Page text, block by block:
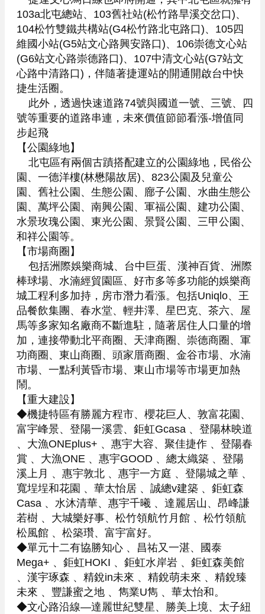
103a北屯總站、103舊社站(松竹路旱溪交岔口)、
104松竹雙鐵共構站(G4松竹路北屯路口)、105四
維國小站(G5站文心路興安路口)、106崇德文心站
(G6站文心路崇德路口)、107中清文心站(G7站文
心路中清路口)，伴隨著捷運站的開通開啟台中快
捷生活圈。
此外，透過快速道路74號與國道一號、三號、四
號等重要的道路串連，未來價值節節看漲-增值同
步起飛
【公園綠地】
北屯區有兩個古蹟搭配建立的公園綠地，民俗公
園、一德洋樓(林懋陽故居)、823公園及兒童公
園、舊社公園、生態公園、廍子公園、水曲生態公
園、萬坪公園、南興公園、軍福公園、建功公園、
水景玫瑰公園、東光公園、景賢公園、三甲公園、
和祥公園等。
【市場商圈】
包括洲際娛樂商城、台中巨蛋、漢神百貨、洲際
棒球場、水湳經貿園區、好市多等多功能的娛樂商
城工程利多加持，房市潛力看漲。包括Uniqlo、王
品餐飲集團、春水堂、輕井澤、星巴克、茶六、屋
馬等多家知名廠商不斷進駐，隨著居住人口量的增
加，連接帶動北平商圈、天津商圈、崇德商圈、軍
功商圈、東山商圈、頭家厝商圈、金谷市場、水湳
市場、一點利黃昏市場、東山市場等市場更加熱
鬧。
【重大建設】
◆機捷特區有勝麗方程市、櫻花巨人、敦富花園、
富宇峰景、登陽一溪雲、鉅虹Gcasa 、登陽林映道
、大漁ONEplus+ 、惠宇大容、聚佳捷作 、登陽春
賞 、大漁ONE 、惠宇GOOD 、總太織築 、登陽
溪上月 、惠宇敦北 、惠宇一方庭 、登陽城之華 、
寬埕埕和花園 、華太怡居 、誠總v建築 、鉅虹森
Casa 、水沐清華、惠宇千曦 、達麗居山、昂峰謙
若樹 、大城樂好事、松竹領航竹月館 、松竹領航
松風館 、松築瓚、富宇富好。
◆單元十二有協勝知心 、昌祐又一湛、國泰
Mega+ 、鉅虹HOKI 、鉅虹水岸岩 、鉅虹森美館
、漢宇琢森 、精銳in未來 、精銳萌未來 、精銳臻
未來 、豐謙蜜之地 、雋業U雋 、華太怡和。
◆文心路沿線—達麗世紀雙星、勝美上境、太子紐